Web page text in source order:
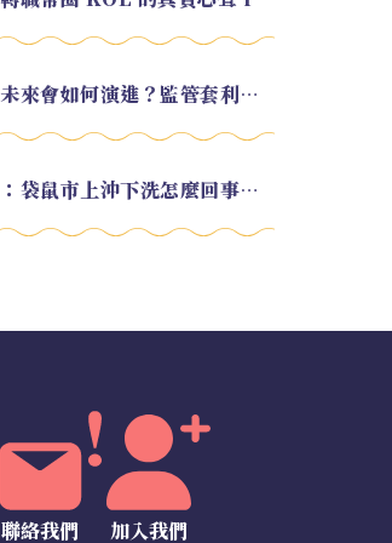
EP.217 美元穩定幣未來會如何演進？監管套利終將收斂？feat. 研究員 余哲安
EP.213 川普大攪局：袋鼠市上沖下洗怎麼回事？feat. Alvin
聯絡我們 加入我們